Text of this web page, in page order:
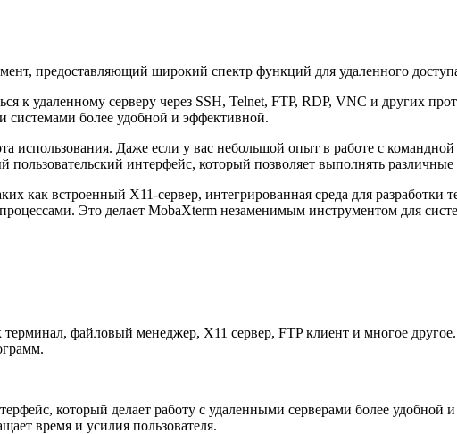
предоставляющий широкий спектр функций для удаленного
удаленному серверу через SSH, Telnet, FTP, RDP, VNC и других
системами более удобной и эффективной.
использования. Даже если у вас небольшой опыт в работе с
интерфейс, который позволяет выполнять
как встроенный X11-сервер, интегрированная среда для разработки
Это делает MobaXterm незаменимым инструментом для
файловый менеджер, X11 сервер, FTP клиент и многое
который делает работу с удаленными серверами более
время и усилия пользователя.